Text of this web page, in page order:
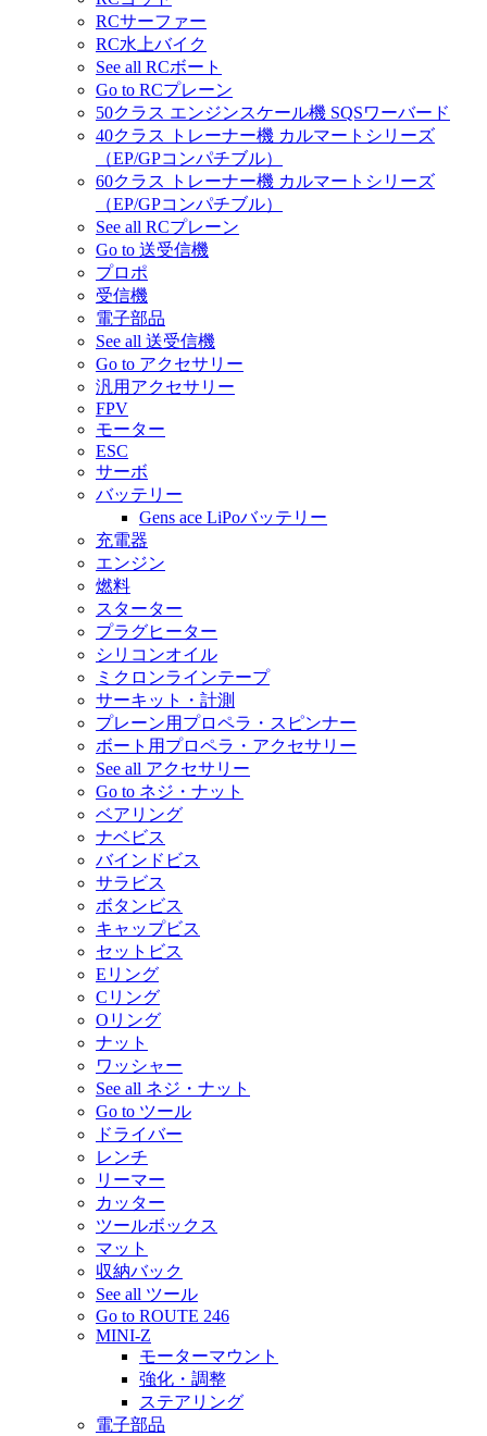
RCサーファー
RC水上バイク
See all RCボート
Go to RCプレーン
50クラス エンジンスケール機 SQSワーバード
40クラス トレーナー機 カルマートシリーズ
（EP/GPコンパチブル）
60クラス トレーナー機 カルマートシリーズ
（EP/GPコンパチブル）
See all RCプレーン
Go to 送受信機
プロポ
受信機
電子部品
See all 送受信機
Go to アクセサリー
汎用アクセサリー
FPV
モーター
ESC
サーボ
バッテリー
Gens ace LiPoバッテリー
充電器
エンジン
燃料
スターター
プラグヒーター
シリコンオイル
ミクロンラインテープ
サーキット・計測
プレーン用プロペラ・スピンナー
ボート用プロペラ・アクセサリー
See all アクセサリー
Go to ネジ・ナット
ベアリング
ナベビス
バインドビス
サラビス
ボタンビス
キャップビス
セットビス
Eリング
Cリング
Oリング
ナット
ワッシャー
See all ネジ・ナット
Go to ツール
ドライバー
レンチ
リーマー
カッター
ツールボックス
マット
収納バック
See all ツール
Go to ROUTE 246
MINI-Z
モーターマウント
強化・調整
ステアリング
電子部品